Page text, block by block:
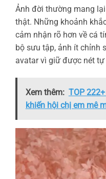
Ảnh đời thường mang
thật. Những khoảnh
cảm nhận rõ hơn về cá
bộ sưu tập, ảnh ít chỉnh
avatar vì giữ được nét tự
Xem thêm: TOP
khiến hội chị em mê